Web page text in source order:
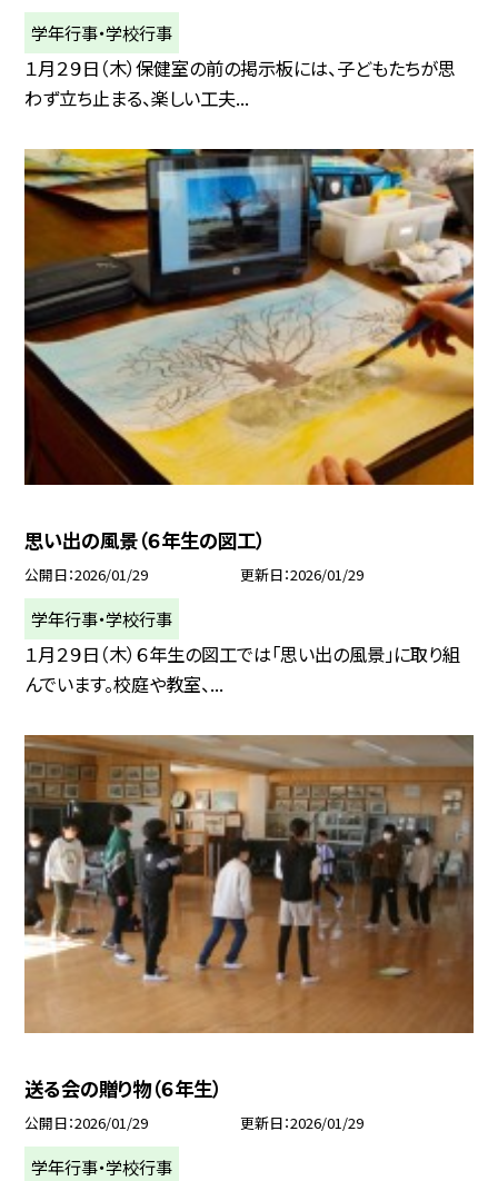
学年行事・学校行事
１月２９日（木）保健室の前の掲示板には、子どもたちが思
わず立ち止まる、楽しい工夫...
思い出の風景（６年生の図工）
公開日 2026/01/29 更新日 2026/01/29
学年行事・学校行事
１月２９日（木）６年生の図工では「思い出の風景」に取り組
んでいます。校庭や教室、...
送る会の贈り物（６年生）
公開日 2026/01/29 更新日 2026/01/29
学年行事・学校行事